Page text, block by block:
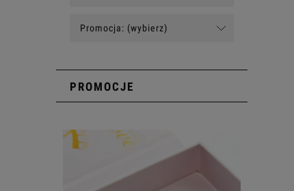
Promocja: (wybierz)
PROMOCJE